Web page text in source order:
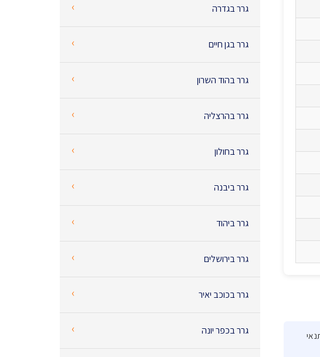
‹ גרר בגדרה
‹ גרר בגן חיים
‹ גרר בהוד השרון
‹ גרר בהרצליה
‹ גרר בחולון
‹ גרר ביבנה
‹ גרר ביהוד
‹ גרר בירושלים
‹ גרר בכוכב יאיר
‹ גרר בכפר יונה